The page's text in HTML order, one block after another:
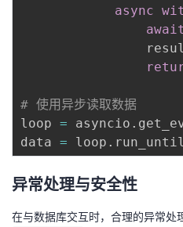
async
await
# 使用异步读取数据
loop = asyncio .
data = loop .
异常处理与安全性
在与数据库交互时，合理的异常处